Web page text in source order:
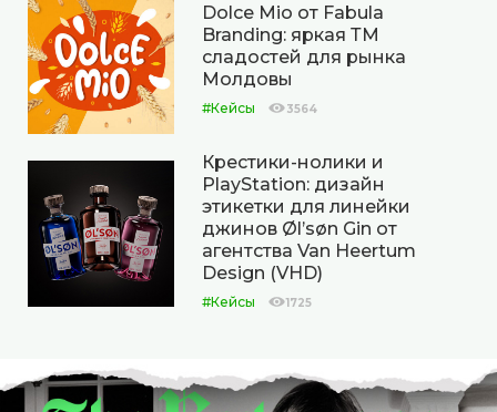
Dolce Mio от Fabula
Branding: яркая ТМ
сладостей для рынка
Молдовы
#Кейсы 3564
Крестики-нолики и
PlayStation: дизайн
этикетки для линейки
джинов Øl’søn Gin от
агентства Van Heertum
Design (VHD)
#Кейсы 1725